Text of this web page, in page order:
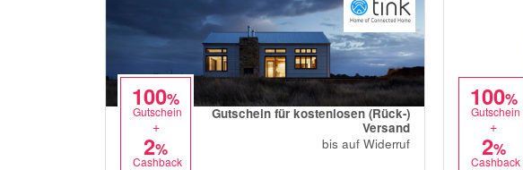
100%
Gutschein
+
2%
Cashback
Gutschein für kostenlosen (Rück-)
Versand
bis auf Widerruf
100%
Gutschein
+
2%
Cashback